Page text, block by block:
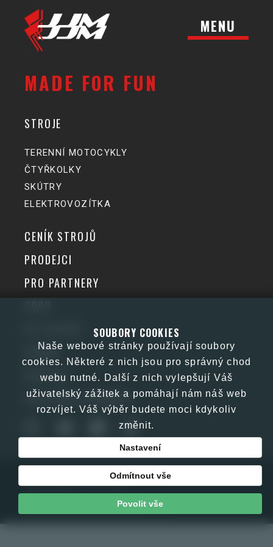
MENU
MADE FOR FUN
STROJE
TERENNÍ MOTOCYKLY
ČTYŘKOLKY
SKÚTRY
ELEKTROVOZÍTKA
CENÍK STROJŮ
PRODEJCI
PRO PARTNERY
PŘÍBĚH
KONTAKT
OBCHODNÍ PODMÍNKY
Copyright © JJM 2026
Web by E-kom promotion s.r.o.
SOUBORY COOKIES
Naše webové stránky používají soubory
cookies. Některé z nich jsou pro správný chod
webu nutné. Další z nich vylepšují Váš
uživatelský zážitek a pomáhají nám náš web
rozvíjet. Váš výběr budete moci kdykoliv
změnit.
Nastavení
Odmítnout vše
Povolit vše